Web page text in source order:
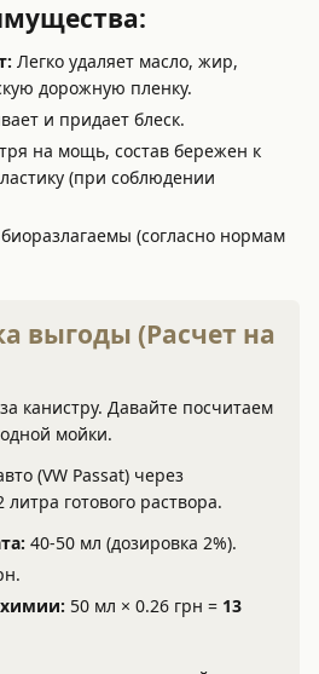
Легко удаляет масло, жир,
дорожную пленку.
и придает блеск.
на мощь, состав бережен к
(при соблюдении
(согласно нормам
выгоды (Расчет на
канистру. Давайте посчитаем
мойки.
(VW Passat) через
готового раствора.
40-50 мл (дозировка 2%).
50 мл × 0.26 грн = 13